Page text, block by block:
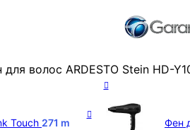
для волос ARDESTO Stein HD-
Touch 271 m Фен